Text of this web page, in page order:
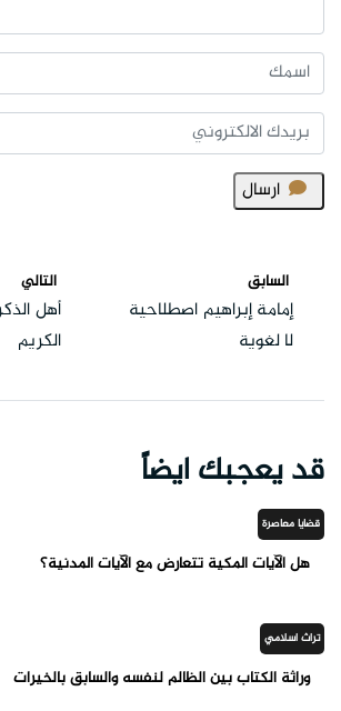
ارسال
السابق
إمامة إبراهيم اصطلاحية
لا لغوية
التالي
أهل
الكريم
قد يعجبك ايضاً
قضايا معاصرة
هل الآيات المكية تتعارض مع الآيات المدنية؟
تراث اسلامي
وراثة الكتاب بين الظالم لنفسه والسابق بالخيرات